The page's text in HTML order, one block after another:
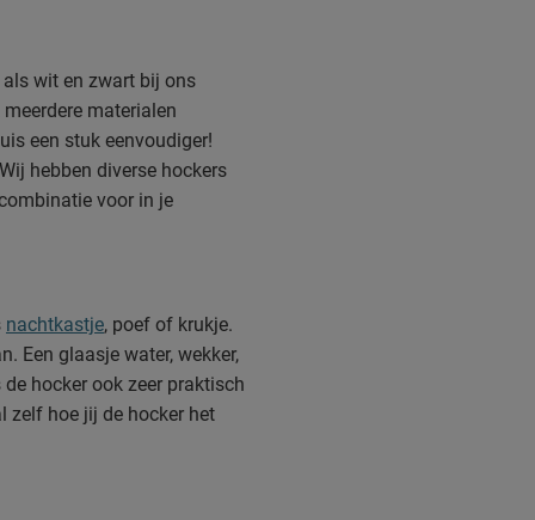
als wit en zwart bij ons
materialen
een stuk eenvoudiger!
hebben diverse hockers
voor in je
nachtkastje, poef of krukje.
Een glaasje water, wekker,
hocker ook zeer praktisch
zelf hoe jij de hocker het